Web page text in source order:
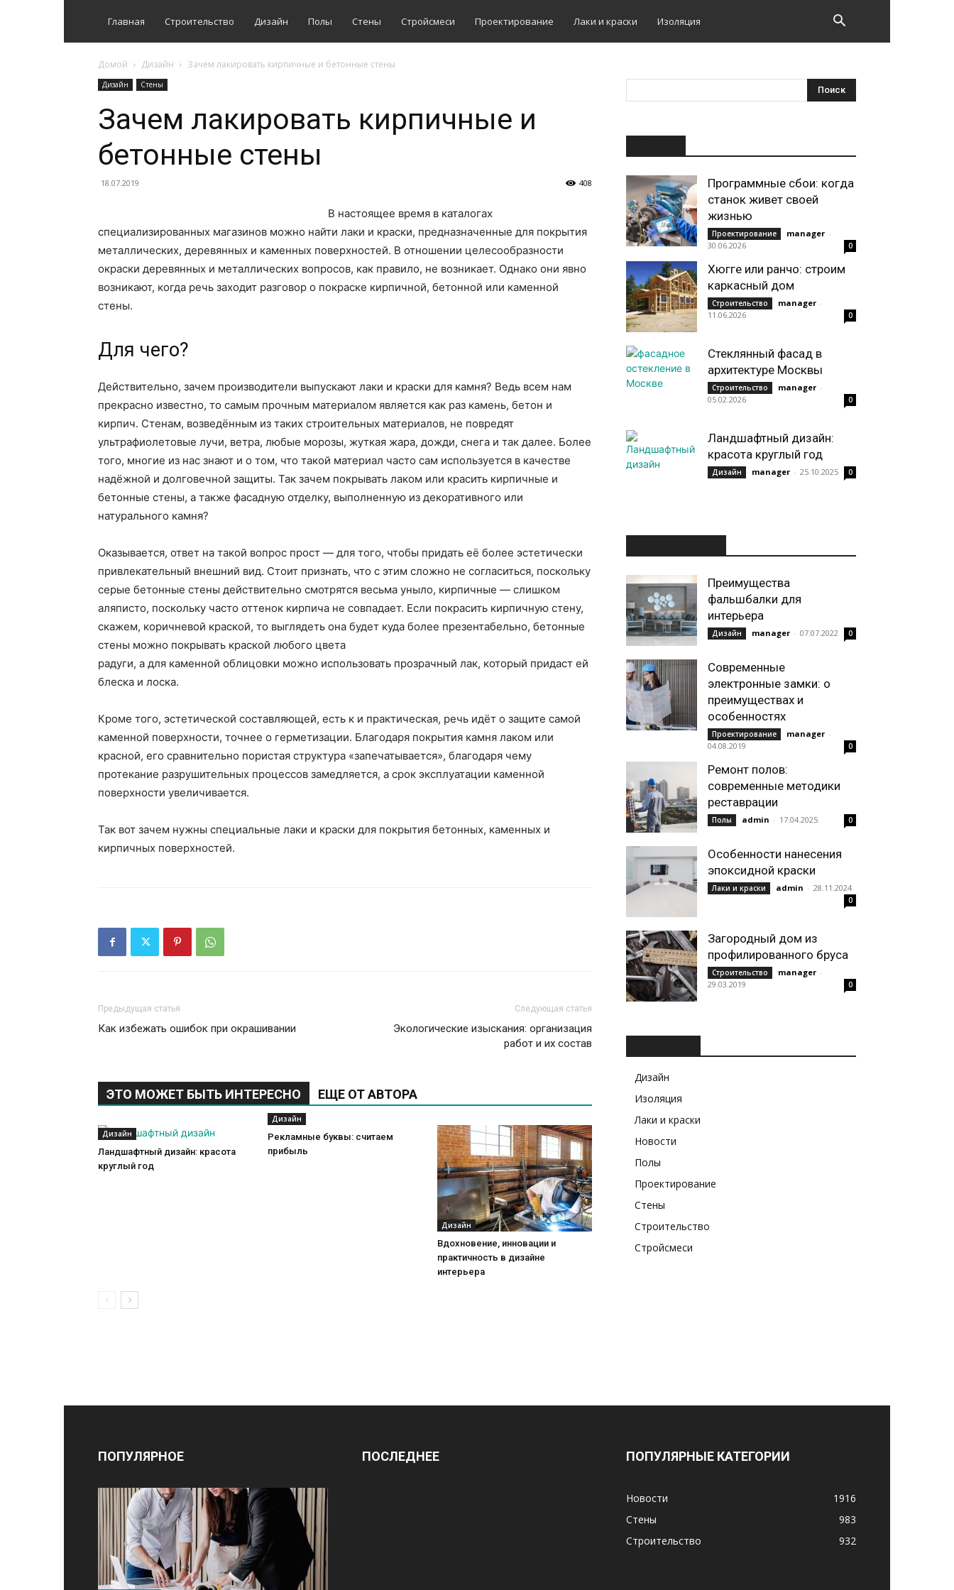
Главная Строительство Дизайн Полы Стены Стройсмеси Проектирование Лаки и краски Изоляция
Домой Дизайн Зачем лакировать кирпичные и бетонные стены
Дизайн Стены
Зачем лакировать кирпичные и
бетонные стены
18.07.2019 408
В настоящее время в каталогах
специализированных магазинов можно найти лаки и краски, предназначенные для покрытия
металлических, деревянных и каменных поверхностей. В отношении целесообразности
окраски деревянных и металлических вопросов, как правило, не возникает. Однако они явно
возникают, когда речь заходит разговор о покраске кирпичной, бетонной или каменной
стены.
Для чего?
Действительно, зачем производители выпускают лаки и краски для камня? Ведь всем нам
прекрасно известно, то самым прочным материалом является как раз камень, бетон и
кирпич. Стенам, возведённым из таких строительных материалов, не повредят
ультрафиолетовые лучи, ветра, любые морозы, жуткая жара, дожди, снега и так далее. Более
того, многие из нас знают и о том, что такой материал часто сам используется в качестве
надёжной и долговечной защиты. Так зачем покрывать лаком или красить кирпичные и
бетонные стены, а также фасадную отделку, выполненную из декоративного или
натурального камня?
Оказывается, ответ на такой вопрос прост — для того, чтобы придать её более эстетически
привлекательный внешний вид. Стоит признать, что с этим сложно не согласиться, поскольку
серые бетонные стены действительно смотрятся весьма уныло, кирпичные — слишком
аляписто, поскольку часто оттенок кирпича не совпадает. Если покрасить кирпичную стену,
скажем, коричневой краской, то выглядеть она будет куда более презентабельно, бетонные
стены можно покрывать краской любого цвета
радуги, а для каменной облицовки можно использовать прозрачный лак, который придаст ей
блеска и лоска.
Кроме того, эстетической составляющей, есть к и практическая, речь идёт о защите самой
каменной поверхности, точнее о герметизации. Благодаря покрытия камня лаком или
красной, его сравнительно пористая структура «запечатывается», благодаря чему
протекание разрушительных процессов замедляется, а срок эксплуатации каменной
поверхности увеличивается.
Так вот зачем нужны специальные лаки и краски для покрытия бетонных, каменных и
кирпичных поверхностей.
Предыдущая статья
Как избежать ошибок при окрашивании
Следующая статья
Экологические изыскания: организация
работ и их состав
ЭТО МОЖЕТ БЫТЬ ИНТЕРЕСНО ЕЩЕ ОТ АВТОРА
Дизайн
Ландшафтный дизайн: красота
круглый год
Дизайн
Рекламные буквы: считаем
прибыль
Дизайн
Вдохновение, инновации и
практичность в дизайне
интерьера
Программные сбои: когда
станок живет своей
жизнью
Проектирование manager -
30.06.2026
0
Хюгге или ранчо: строим
каркасный дом
Строительство manager -
11.06.2026
0
Стеклянный фасад в
архитектуре Москвы
Строительство manager -
05.02.2026
0
Ландшафтный дизайн:
красота круглый год
Дизайн manager - 25.10.2025 0
Преимущества
фальшбалки для
интерьера
Дизайн manager - 07.07.2022 0
Современные
электронные замки: о
преимуществах и
особенностях
Проектирование manager -
04.08.2019
0
Ремонт полов:
современные методики
реставрации
Полы admin - 17.04.2025 0
Особенности нанесения
эпоксидной краски
Лаки и краски admin - 28.11.2024
0
Загородный дом из
профилированного бруса
Строительство manager -
29.03.2019
0
Дизайн
Изоляция
Лаки и краски
Новости
Полы
Проектирование
Стены
Строительство
Стройсмеси
ПОПУЛЯРНОЕ ПОСЛЕДНЕЕ ПОПУЛЯРНЫЕ КАТЕГОРИИ
Новости
1916
Стены
983
Строительство
932